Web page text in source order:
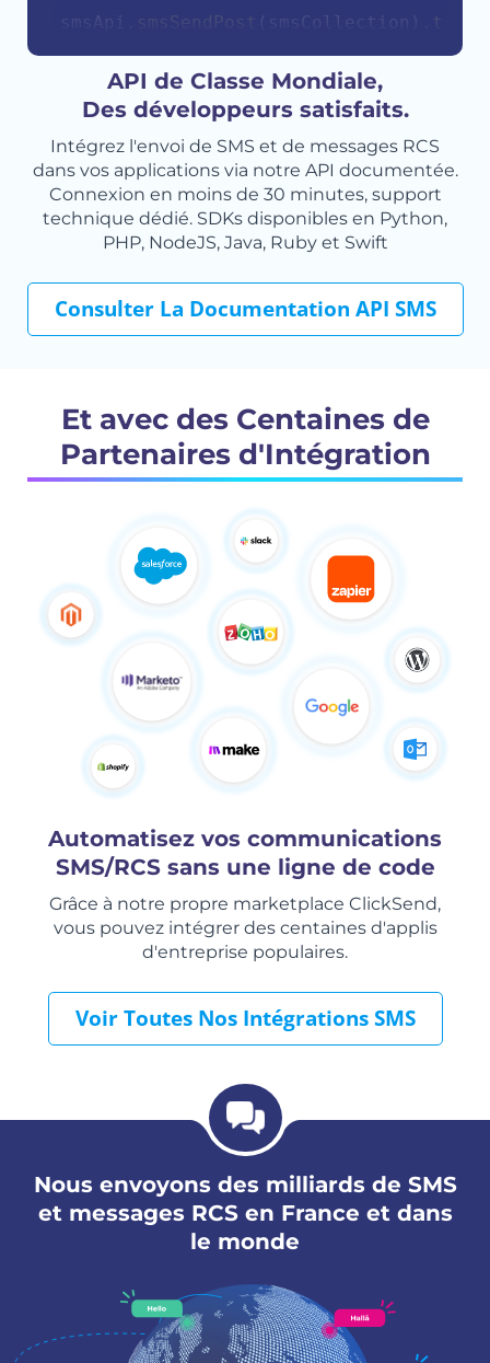
smsApi smsSendPost ( smsCollection ) then
catch (function(err){
    console
.error(err. body);
API de Classe Mondiale,
Des développeurs satisfaits.
Intégrez l'envoi de SMS et de messages RCS
dans vos applications via notre API documentée.
Connexion en moins de 30 minutes, support
technique dédié. SDKs disponibles en Python,
PHP, NodeJS, Java, Ruby et Swift
Consulter La Documentation API SMS
Et avec des Centaines de
Partenaires d'Intégration
Automatisez vos communications
SMS/RCS sans une ligne de code
Grâce à notre propre marketplace ClickSend,
vous pouvez intégrer des centaines d'applis
d'entreprise populaires.
Voir Toutes Nos Intégrations SMS
Nous envoyons des milliards de SMS
et messages RCS en France et dans
le monde